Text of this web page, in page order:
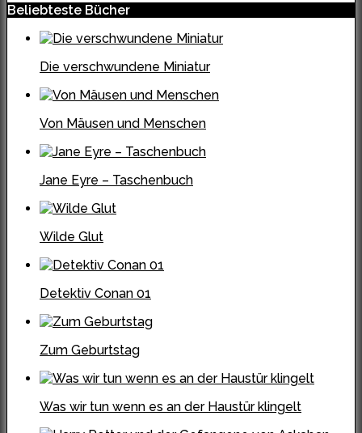
Beliebteste Bücher
Die verschwundene Miniatur
Von Mäusen und Menschen
Jane Eyre – Taschenbuch
Wilde Glut
Detektiv Conan 01
Zum Geburtstag
Was wir tun wenn es an der Haustür klingelt